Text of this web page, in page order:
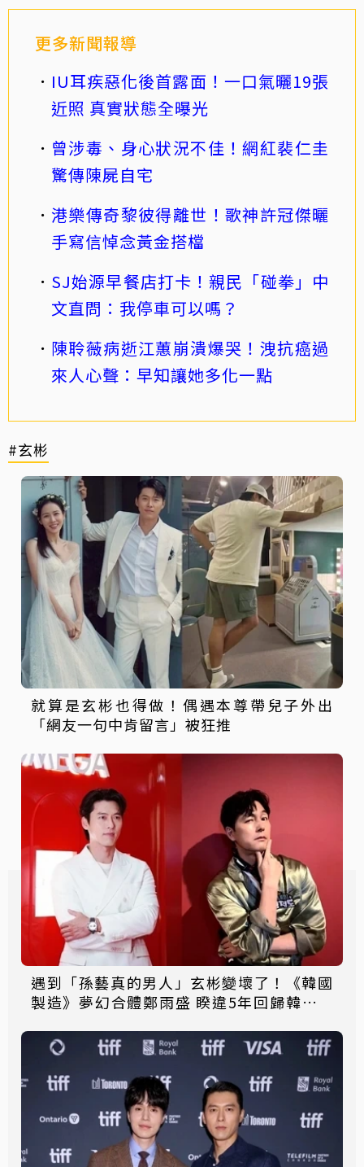
更多新聞報導
IU耳疾惡化後首露面！一口氣曬19張
近照 真實狀態全曝光
曾涉毒、身心狀況不佳！網紅裴仁圭
驚傳陳屍自宅
港樂傳奇黎彼得離世！歌神許冠傑曬
手寫信悼念黃金搭檔
SJ始源早餐店打卡！親民「碰拳」中
文直問：我停車可以嗎？
陳聆薇病逝江蕙崩潰爆哭！洩抗癌過
來人心聲：早知讓她多化一點
#玄彬
就算是玄彬也得做！偶遇本尊帶兒子外出
「網友一句中肯留言」被狂推
遇到「孫藝真的男人」玄彬變壞了！《韓國
製造》夢幻合體鄭雨盛 睽違5年回歸韓劇，